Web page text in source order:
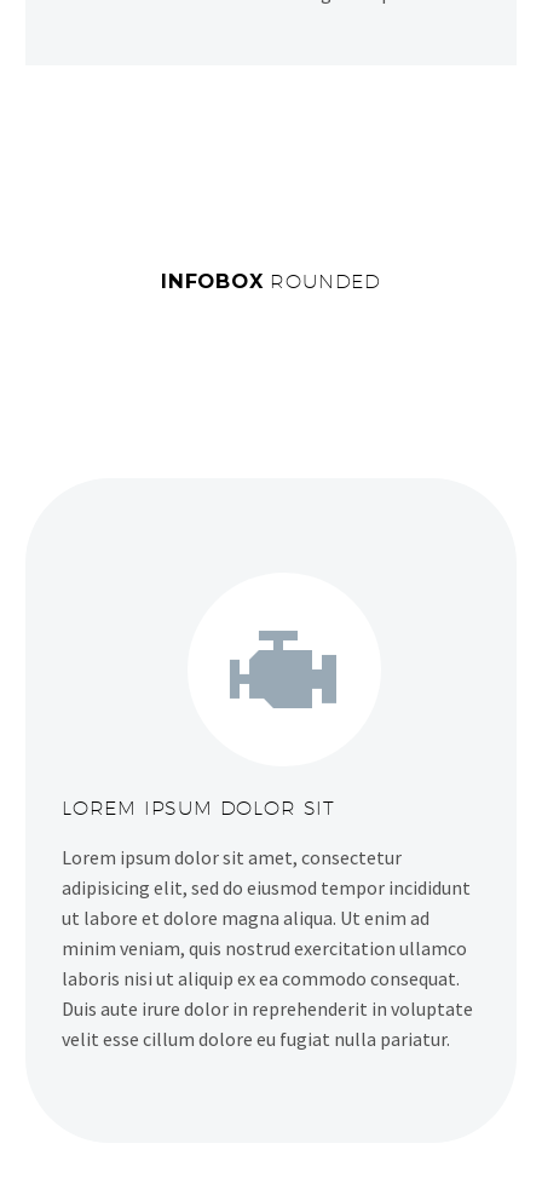
INFOBOX ROUNDED


LOREM IPSUM DOLOR SIT
Lorem ipsum dolor sit amet, consectetur
adipisicing elit, sed do eiusmod tempor incididunt
ut labore et dolore magna aliqua. Ut enim ad
minim veniam, quis nostrud exercitation ullamco
laboris nisi ut aliquip ex ea commodo consequat.
Duis aute irure dolor in reprehenderit in voluptate
velit esse cillum dolore eu fugiat nulla pariatur.